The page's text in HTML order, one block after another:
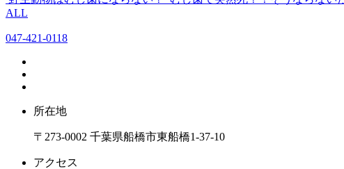
ALL
047-421-0118
所在地
〒273-0002 千葉県船橋市東船橋1-37-10
アクセス